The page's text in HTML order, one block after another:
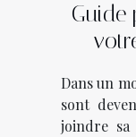
Guide
Dans un
sont
joindre sa